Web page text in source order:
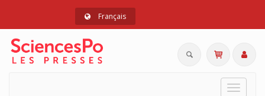
Français
Toggle